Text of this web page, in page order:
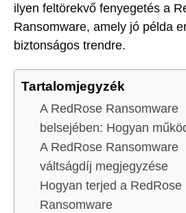
ilyen feltörekvő fenyegetés a
Ransomware, amely jó példa
biztonságos trendre.
Tartalomjegyzék
A RedRose Ransomware
belsejében: Hogyan
A RedRose Ransomware
váltságdíj megjegyzése
Hogyan terjed a RedRose
Ransomware